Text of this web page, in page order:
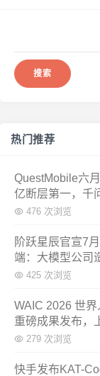
热门推荐
QuestMobile六
亿断层第一，千
476 次浏览
阶跃星辰官宣7
端：大模型公司
425 次浏览
WAIC 2026 世
重磅成果发布，
279 次浏览
快手发布KAT-